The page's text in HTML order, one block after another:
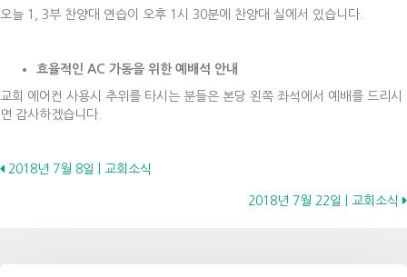
오늘 1, 3부 찬양대 연습이 오후 1시 30분에 찬양대 실에서 있습니다.
효율적인 AC 가동을 위한 예배석 안내
교회 에어컨 사용시 추위를 타시는 분들은 본당 왼쪽 좌석에서 예배를 드리시
면 감사하겠습니다.
Posts
2018년 7월 8일 | 교회소식
2018년 7월 22일 | 교회소식